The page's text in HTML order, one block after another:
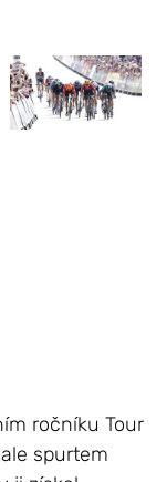
ročníku Tour
spurtem